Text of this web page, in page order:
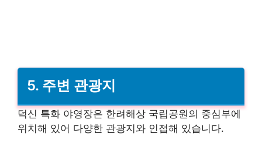
5. 주변 관광지
덕신 특화 야영장은 한려해상 국립공원의 중심부에
위치해 있어 다양한 관광지와 인접해 있습니다.